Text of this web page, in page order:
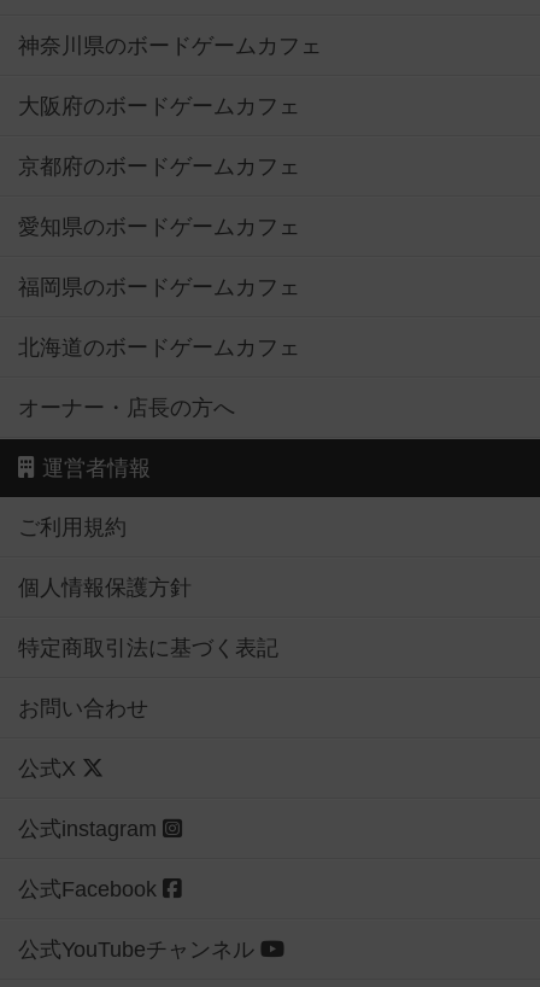
神奈川県のボードゲームカフェ
大阪府のボードゲームカフェ
京都府のボードゲームカフェ
愛知県のボードゲームカフェ
福岡県のボードゲームカフェ
北海道のボードゲームカフェ
オーナー・店長の方へ
運営者情報
ご利用規約
個人情報保護方針
特定商取引法に基づく表記
お問い合わせ
公式X
公式instagram
公式Facebook
公式YouTubeチャンネル